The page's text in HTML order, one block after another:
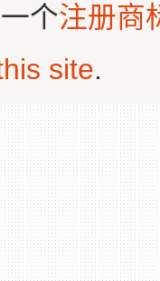
个注册商
site.